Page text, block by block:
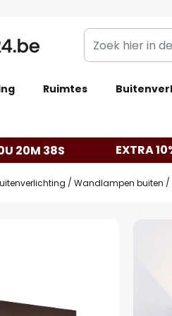
Zoek
hier
de
Ruimtes
20M 37S EXTRA
Wandlampen buiten